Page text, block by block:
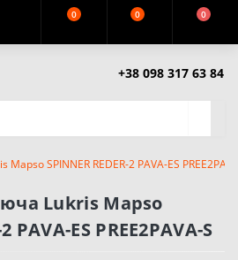
0 0 0
+38 098 317 63 84
SPINNER REDER-2 PAVA-ES
Lukris Mapso
PAVA-ES PREE2PAVA-S